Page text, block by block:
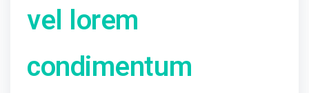
vel lorem
condimentum